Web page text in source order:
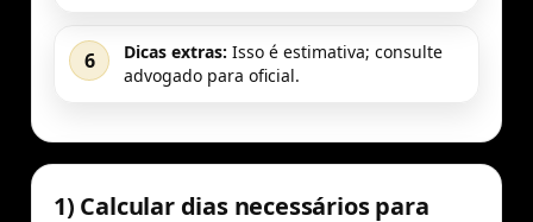
6 Dicas extras: Isso é estimativa; consulte
advogado para oficial.
1) Calcular dias necessários para